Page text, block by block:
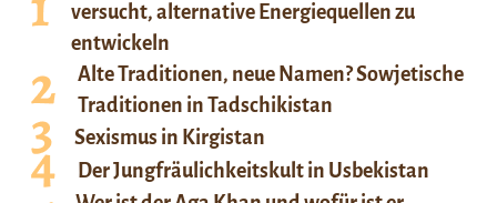
versucht, alternative Energiequellen zu
entwickeln
Alte Traditionen, neue Namen? Sowjetische
Traditionen in Tadschikistan
Sexismus in Kirgistan
Der Jungfräulichkeitskult in Usbekistan